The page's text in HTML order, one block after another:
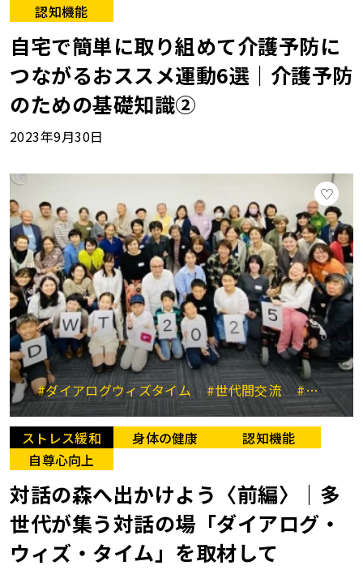
認知機能
自宅で簡単に取り組めて介護予防に
つながるおススメ運動6選｜介護予防
のための基礎知識②
2023年9月30日
#ダイアログウィズタイム #世代間交流 #エイジズム
ストレス緩和 身体の健康
認知機能
自尊心向上
対話の森へ出かけよう〈前編〉｜多
世代が集う対話の場「ダイアログ・
ウィズ・タイム」を取材して